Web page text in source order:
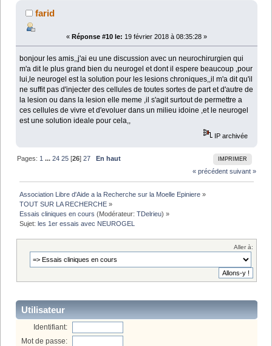
farid
« Réponse #10 le: 19 février 2018 à 08:35:28 »
bonjour les amis,,j'ai eu une discussion avec un neurochirurgien qui
m'a dit le plus grand bien du neurogel et dont il espere beaucoup ,pour
lui,le neurogel est la solution pour les lesions chroniques,,il m'a dit qu'il
ne suffit pas d'injecter des cellules de toutes sortes de part et d'autre de
la lesion ou dans la lesion elle meme ,il s'agit surtout de permettre a
ces cellules de vivre et d'evoluer dans un milieu idoine ,et le neurogel
est une solution ideale pour cela,,
IP archivée
IMPRIMER
Pages: 1 ...24 25 [26]27
En haut
« précédent suivant »
Association Libre d'Aide a la Recherche sur la Moelle Epiniere »
TOUT SUR LA RECHERCHE »
Essais cliniques en cours (Modérateur:TDelrieu) »
Sujet:les 1er essais avec NEUROGEL
Aller à:
Utilisateur
Identifiant:
Mot de passe: